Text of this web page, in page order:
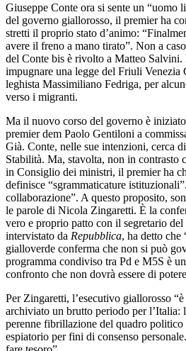
Giuseppe Conte ora si sente un “uomo
del governo giallorosso, il premier ha
stretti il proprio stato d’animo:
avere il freno a mano tirato”. Non a
del Conte bis è rivolto a Matteo
impugnare una legge del Friuli Venezia
leghista Massimiliano Fedriga, per
verso i migranti.
Ma il nuovo corso del governo è
premier dem Paolo Gentiloni a
Già. Conte, nelle sue intenzioni, cerca
Stabilità. Ma, stavolta, non in contrasto
in Consiglio dei ministri, il premier ha
definisce “sgrammaticature
collaborazione”. A questo proposito,
le parole di Nicola Zingaretti. È la
vero e proprio patto con il segretario
intervistato da Repubblica, ha detto che
gialloverde conferma che non si può
programma condiviso tra Pd e M5S è
confronto che non dovrà essere di
Per Zingaretti, l’esecutivo giallorosso
archiviato un brutto periodo per l’Italia:
perenne fibrillazione del quadro politico
espiatorio per fini di consenso